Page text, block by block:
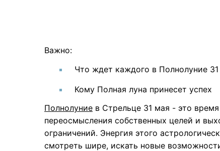
Важно:
Что ждет каждого в Полнолуние
Кому Полная луна принесет успех
Полнолуние в Стрельце 31 мая - это
переосмысления собственных целей и
ограничений. Энергия этого
смотреть шире, искать новые